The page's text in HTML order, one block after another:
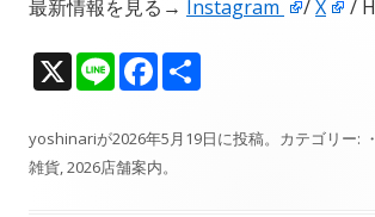
最新情報を見る→ Instagram /X /
X Li
e
F
e
b
yoshinariが2026年5月19日に投稿。カテゴリー:
雑貨,2026店舗案内。